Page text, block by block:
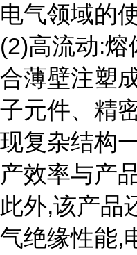
电气领域的
(2)高流动:
合薄壁注塑
子元件、精
现复杂结构
产效率与产
此外,该产品
气绝缘性能,